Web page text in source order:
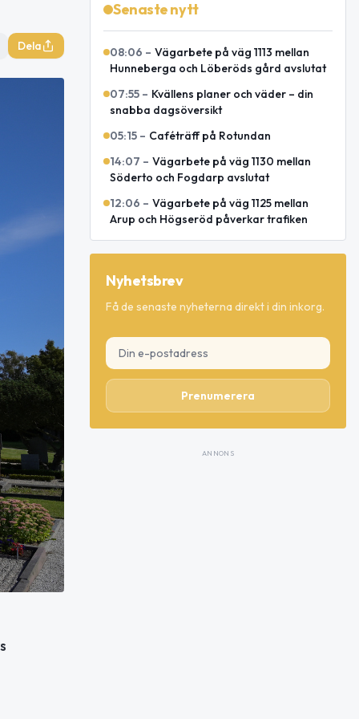
Dela
Senaste nytt
08:06 – Vägarbete på väg 1113 mellan
Hunneberga och Löberöds gård avslutat
07:55 – Kvällens planer och väder – din
snabba dagsöversikt
05:15 – Caféträff på Rotundan
14:07 – Vägarbete på väg 1130 mellan
Söderto och Fogdarp avslutat
12:06 – Vägarbete på väg 1125 mellan
Arup och Högseröd påverkar trafiken
Nyhetsbrev
Få de senaste nyheterna direkt i din inkorg.
Prenumerera
ANNONS